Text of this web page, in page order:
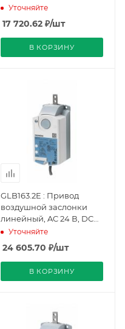
точечный, 250 Н, 150 с, 2
переключателя
(BPZ:GLB136.2E), Siemens
Уточняйте
17 720.62₽/шт
В КОРЗИНУ
GLB163.2E : Привод
воздушной заслонки
линейный, AC 24 В, DC
0…35 В настраиваемый,
потенциометр
(BPZ:GLB163.2E), Siemens
Уточняйте
24 605.70 ₽/шт
В КОРЗИНУ